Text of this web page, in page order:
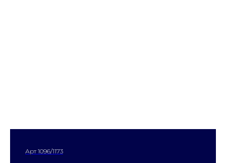
Арт 1096/1173